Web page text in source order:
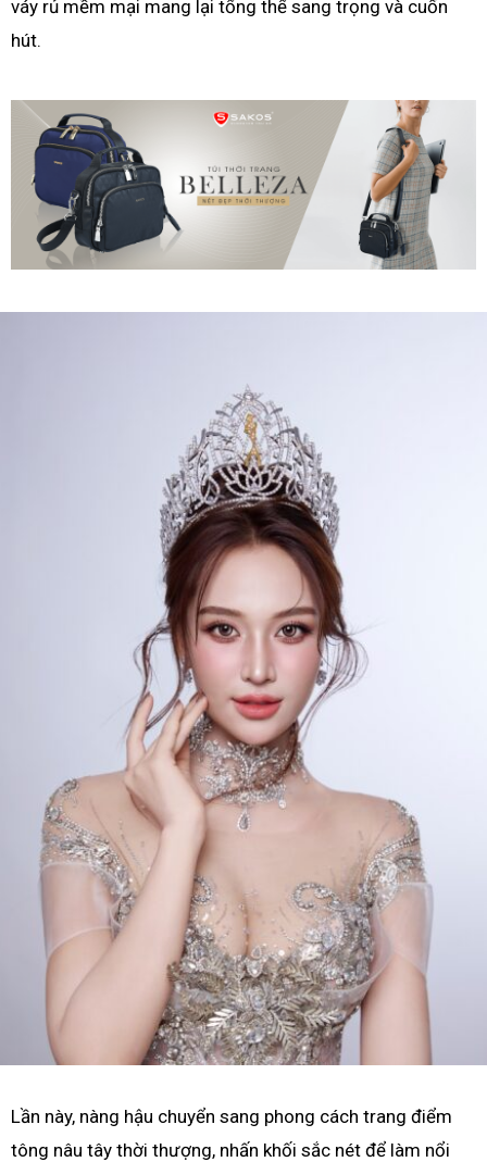
váy rủ mềm mại mang lại tổng thể sang trọng và cuốn
hút.
Lần này, nàng hậu chuyển sang phong cách trang điểm
tông nâu tây thời thượng, nhấn khối sắc nét để làm nổi